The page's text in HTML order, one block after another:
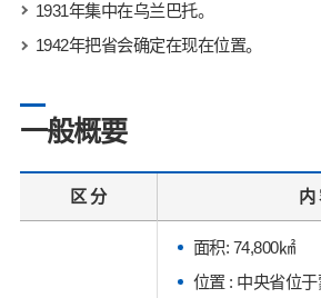
1931年集中在乌兰巴托。
1942年把省会确定在现在位置。
一般概要
区 分 内
面积: 74,800㎢
位置 : 中央省位于